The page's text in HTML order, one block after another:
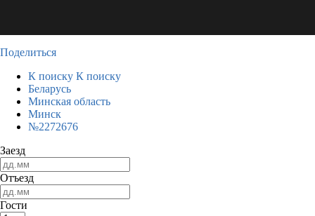
Поделиться
К поиску К поиску
Беларусь
Минская область
Минск
№2272676
Заезд
Отъезд
Гости